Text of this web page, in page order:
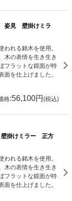
見 壁掛けミラ
われる銘木を使用。
木の表情を生き生き
フラットな鏡面が特
面を仕上げました。
格:56,100円 (税込)
掛けミラー 正方
われる銘木を使用。
木の表情を生き生き
フラットな鏡面が特
面を仕上げました。